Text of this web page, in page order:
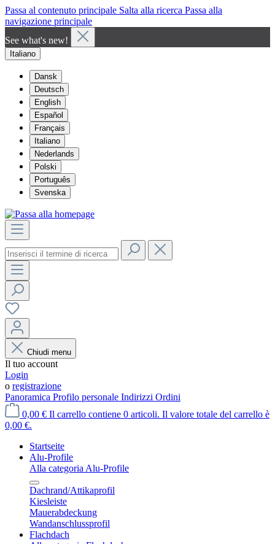
Passa al contenuto principale Salta alla ricerca Passa alla
navigazione principale
See what's new!
Italiano
Dansk
Deutsch
English
Español
Français
Italiano
Nederlands
Polski
Português
Svenska
Chiudi menu
Il tuo account
Login
o registrazione
Panoramica Profilo personale Indirizzi Ordini
0,00 € Il carrello contiene 0 articoli. Il valore totale del carrello è
0,00 €.
Startseite
Alu-Profile
Alla categoria Alu-Profile
Dachrand/Attikaprofil
Kiesleiste
Mauerabdeckung
Wandanschlussprofil
Flachdach